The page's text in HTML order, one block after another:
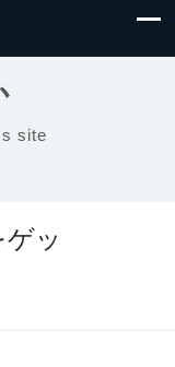
site
ッ